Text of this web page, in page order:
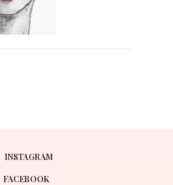
INSTAGRAM
FACEBOOK